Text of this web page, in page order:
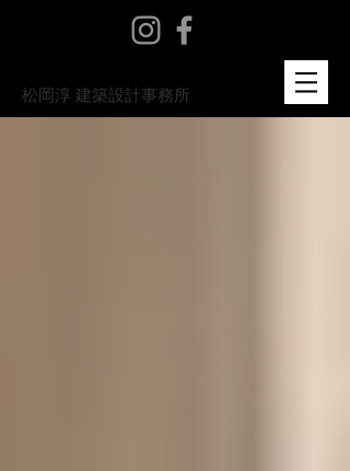
​松岡淳 建築設計事務所